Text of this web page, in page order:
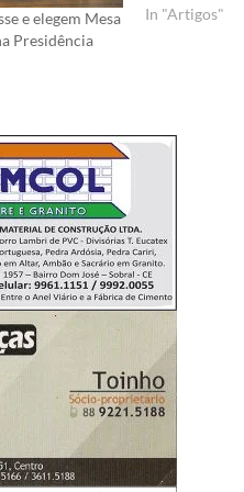
e elegem Mesa
Presidência
Sumaré, Ana
In "Artigos"